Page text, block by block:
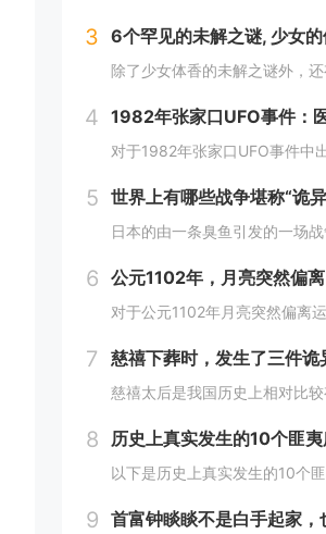
3
4
5 世界上有哪些战争堪称“诡
6
7
8
9